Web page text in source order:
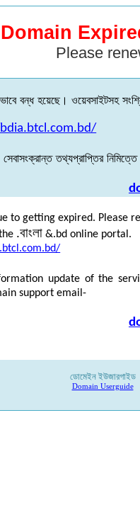
Domain
Please
বন্ধ হয়েছে। ওয়েবসাইটসহ
সেবাসংক্রান্ত তথ্যপ্রাপ্তির নিমিত্তে
to getting expired. Please
.বাংলা &.bd online portal.
update of the
support email-
ডোমেইন ইউজারগাইড
Domain Userguide